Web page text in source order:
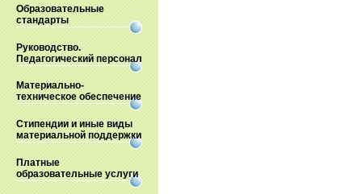
Образовательные
стандарты
Руководство.
Педагогический персонал
Материально-
техническое обеспечение
Стипендии и иные виды
материальной поддержки
Платные
образовательные услуги